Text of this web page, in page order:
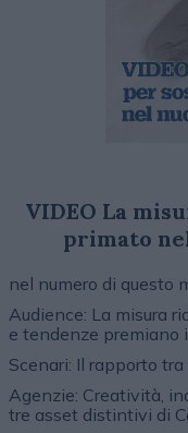
VIDEO La
primato
nel numero di questo
Audience: La misura
e tendenze premiano
Scenari: Il rapporto
Agenzie: Creatività,
tre asset distintivi di